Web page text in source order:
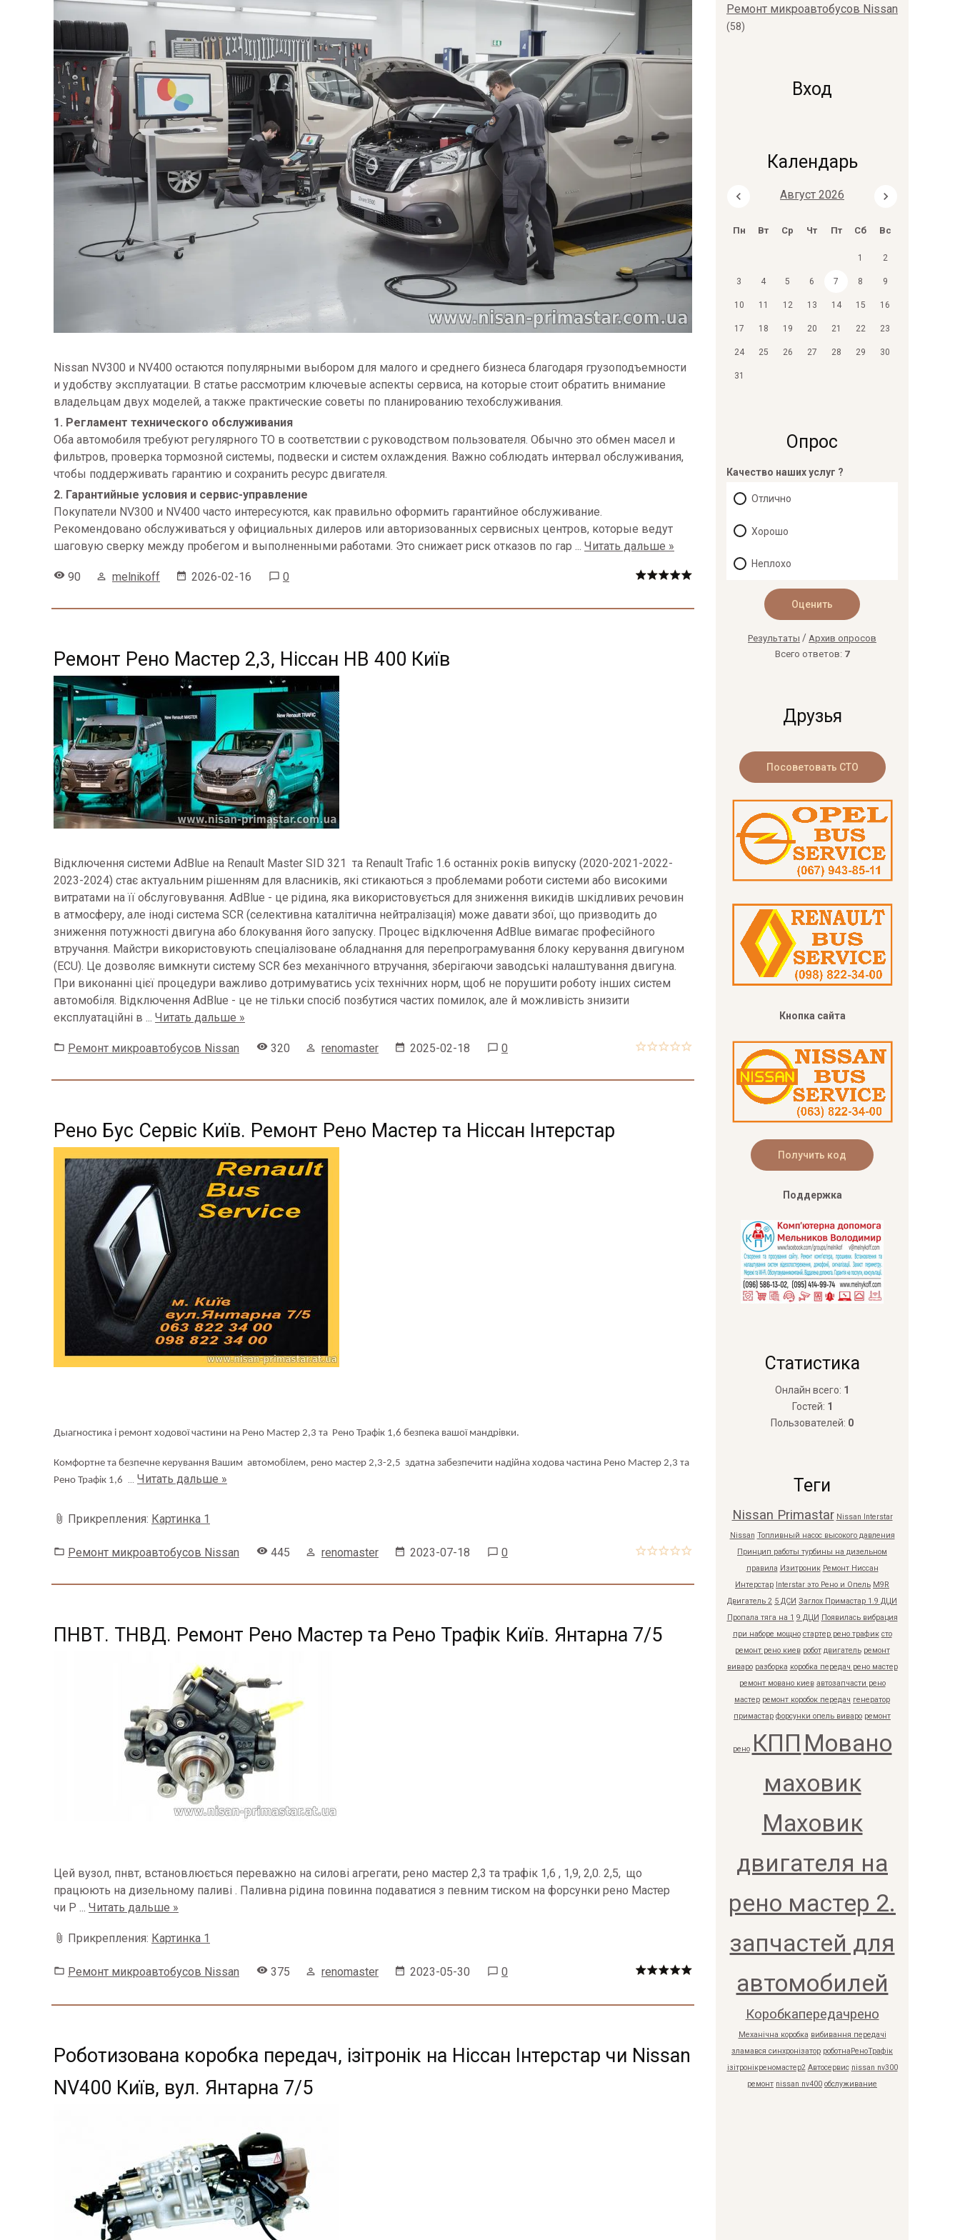
Nissan NV300 и NV400 остаются популярными выбором для малого и среднего бизнеса благодаря грузоподъемности
и удобству эксплуатации. В статье рассмотрим ключевые аспекты сервиса, на которые стоит обратить внимание
владельцам двух моделей, а также практические советы по планированию техобслуживания.
1. Регламент технического обслуживания
Оба автомобиля требуют регулярного ТО в соответствии с руководством пользователя. Обычно это обмен масел и
фильтров, проверка тормозной системы, подвески и систем охлаждения. Важно соблюдать интервал обслуживания,
чтобы поддерживать гарантию и сохранить ресурс двигателя.
2. Гарантийные условия и сервис-управление
Покупатели NV300 и NV400 часто интересуются, как правильно оформить гарантийное обслуживание.
Рекомендовано обслуживаться у официальных дилеров или авторизованных сервисных центров, которые ведут
шаговую сверку между пробегом и выполненными работами. Это снижает риск отказов по гар ... Читать дальше »
90 melnikoff 2026-02-16 0
Ремонт Рено Мастер 2,3, Ніссан НВ 400 Київ
Відключення системи AdBlue на Renault Master SID 321 та Renault Trafic 1.6 останніх років випуску (2020-2021-2022-
2023-2024) стає актуальним рішенням для власників, які стикаються з проблемами роботи системи або високими
витратами на її обслуговування. AdBlue - це рідина, яка використовується для зниження викидів шкідливих речовин
в атмосферу, але іноді система SCR (селективна каталітична нейтралізація) може давати збої, що призводить до
зниження потужності двигуна або блокування його запуску. Процес відключення AdBlue вимагає професійного
втручання. Майстри використовують спеціалізоване обладнання для перепрограмування блоку керування двигуном
(ECU). Це дозволяє вимкнути систему SCR без механічного втручання, зберігаючи заводські налаштування двигуна.
При виконанні цієї процедури важливо дотримуватись усіх технічних норм, щоб не порушити роботу інших систем
автомобіля. Відключення AdBlue - це не тільки спосіб позбутися частих помилок, але й можливість знизити
експлуатаційні в ... Читать дальше »
Ремонт микроавтобусов Nissan 320 renomaster 2025-02-18 0
Рено Бус Сервіс Київ. Ремонт Рено Мастер та Ніссан Інтерстар
Дыагностика і ремонт ходової частини на Рено Мастер 2,3 та Рено Трафік 1,6 безпека вашої мандрівки.
Комфортне та безпечне керування Вашим автомобілем, рено мастер 2,3-2,5 здатна забезпечити надійна ходова частина Рено Мастер 2,3 та
Рено Трафік 1,6 ... Читать дальше »
Прикрепления: Картинка 1
Ремонт микроавтобусов Nissan 445 renomaster 2023-07-18 0
ПНВТ. ТНВД. Ремонт Рено Мастер та Рено Трафік Київ. Янтарна 7/5
Цей вузол, пнвт, встановлюється переважно на силові агрегати, рено мастер 2,3 та трафік 1,6 , 1,9, 2,0. 2,5, що
працюють на дизельному паливі . Паливна рідина повинна подаватися з певним тиском на форсунки рено Мастер
чи Р ... Читать дальше »
Прикрепления: Картинка 1
Ремонт микроавтобусов Nissan 375 renomaster 2023-05-30 0
Роботизована коробка передач, ізітронік на Ніссан Інтерстар чи Nissan
NV400 Київ, вул. Янтарна 7/5
Ремонт микроавтобусов Nissan
(58)
Вход
Календарь
Август 2026
Пн Вт Ср Чт Пт Сб Вс
1 2
3 4 5 6 7 8 9
10 11 12 13 14 15 16
17 18 19 20 21 22 23
24 25 26 27 28 29 30
31
Опрос
Качество наших услуг ?
Отлично
Хорошо
Неплохо
Результаты / Архив опросов
Всего ответов: 7
Друзья
Кнопка сайта
Поддержка
Статистика
Онлайн всего: 1
Гостей: 1
Пользователей: 0
Теги
Nissan Primastar Nissan Interstar
Nissan Топливный насос высокого давления
Принцип работы турбины на дизельном
правила Изитроник Ремонт Ниссан
Интерстар Interstar это Рено и Опель M9R
Двигатель 2 5 ДСИ Заглох Примастар 1.9 ДЦИ
Пропала тяга на 1 9 ДЦИ Появилась вибрация
при наборе мощно стартер рено трафик сто
ремонт рено киев робот двигатель ремонт
виваро разборка коробка передач рено мастер
ремонт мовано киев автозапчасти рено
мастер ремонт коробок передач генератор
примастар форсунки опель виваро ремонт
рено КПП Мовано
маховик
Маховик
двигателя на
рено мастер 2.
запчастей для
автомобилей
Коробкапередачрено
Механічна коробка вибивання передачі
зламався синхронізатор роботнаРеноТрафік
ізітронікреномастер2 Автосервис nissan nv300
ремонт nissan nv400 обслуживание